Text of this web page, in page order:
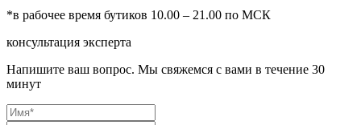
*в рабочее время бутиков 10.00 – 21.00 по МСК
консультация эксперта
Напишите ваш вопрос. Мы свяжемся с вами в течение 30
минут